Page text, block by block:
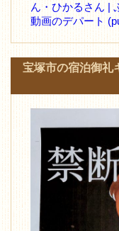
ん・ひかるさん |
動画のデパート
宝塚市の宿泊御礼